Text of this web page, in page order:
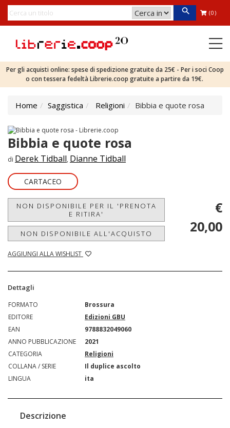
(0)
Per gli acquisti online: spese di spedizione gratuite da 25€ - Per i soci Coop
o con tessera fedeltà Librerie.coop gratuite a partire da 19€.
Home Saggistica Religioni Bibbia e quote rosa
Bibbia e quote rosa
di Derek Tidball, Dianne Tidball
CARTACEO
NON DISPONIBILE PER IL 'PRENOTA
E RITIRA'
NON DISPONIBILE ALL'ACQUISTO
AGGIUNGI ALLA WISHLIST
€
20,00
Dettagli
FORMATO
Brossura
EDITORE
Edizioni GBU
EAN
9788832049060
ANNO PUBBLICAZIONE
2021
CATEGORIA
Religioni
COLLANA / SERIE
Il duplice ascolto
LINGUA
ita
Descrizione